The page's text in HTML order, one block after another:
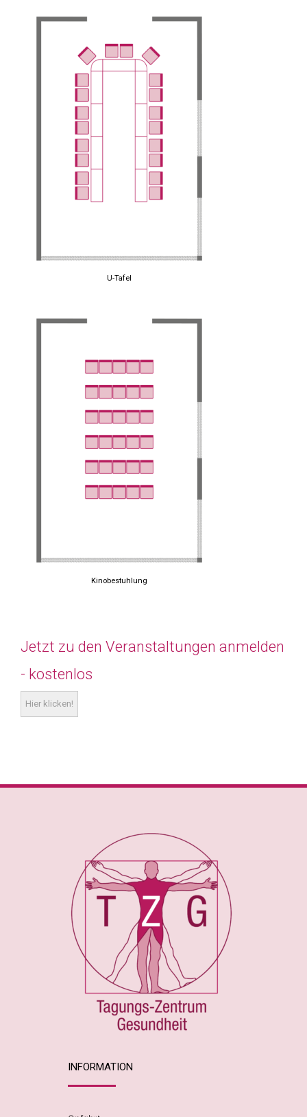
U-Tafel
Kinobestuhlung
Jetzt zu den Veranstaltungen anmelden
- kostenlos
Hier klicken!
INFORMATION